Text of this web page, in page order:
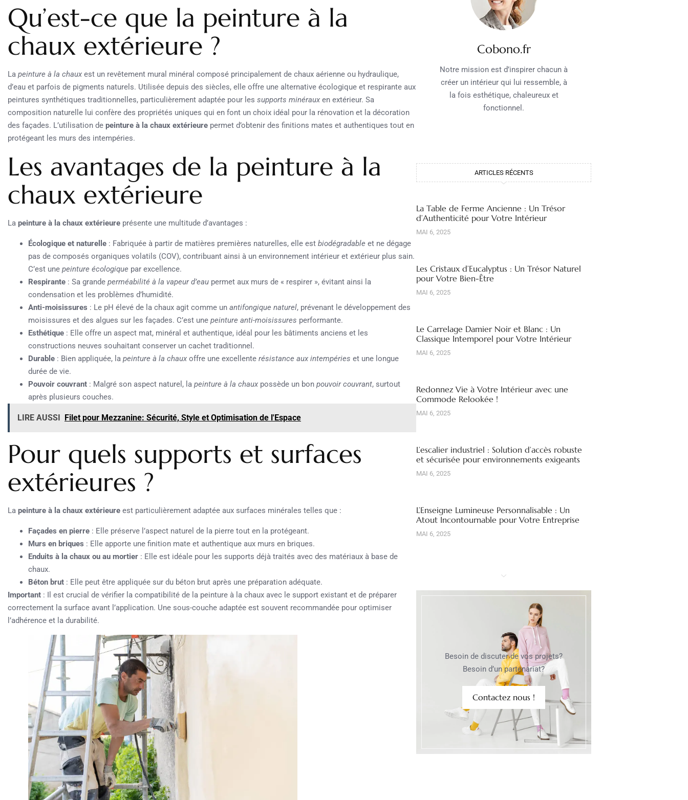
Qu’est-ce que la peinture à la
chaux extérieure ?
La peinture à la chaux est un revêtement mural minéral composé principalement de chaux aérienne ou hydraulique,
d’eau et parfois de pigments naturels. Utilisée depuis des siècles, elle offre une alternative écologique et respirante aux
peintures synthétiques traditionnelles, particulièrement adaptée pour les supports minéraux en extérieur. Sa
composition naturelle lui confère des propriétés uniques qui en font un choix idéal pour la rénovation et la décoration
des façades. L’utilisation de peinture à la chaux extérieure permet d’obtenir des finitions mates et authentiques tout en
protégeant les murs des intempéries.
Les avantages de la peinture à la
chaux extérieure
La peinture à la chaux extérieure présente une multitude d’avantages :
Écologique et naturelle : Fabriquée à partir de matières premières naturelles, elle est biodégradable et ne dégage
pas de composés organiques volatils (COV), contribuant ainsi à un environnement intérieur et extérieur plus sain.
C’est une peinture écologique par excellence.
Respirante : Sa grande perméabilité à la vapeur d’eau permet aux murs de « respirer », évitant ainsi la
condensation et les problèmes d’humidité.
Anti-moisissures : Le pH élevé de la chaux agit comme un antifongique naturel, prévenant le développement des
moisissures et des algues sur les façades. C’est une peinture anti-moisissures performante.
Esthétique : Elle offre un aspect mat, minéral et authentique, idéal pour les bâtiments anciens et les
constructions neuves souhaitant conserver un cachet traditionnel.
Durable : Bien appliquée, la peinture à la chaux offre une excellente résistance aux intempéries et une longue
durée de vie.
Pouvoir couvrant : Malgré son aspect naturel, la peinture à la chaux possède un bon pouvoir couvrant, surtout
après plusieurs couches.
LIRE AUSSI Filet pour Mezzanine: Sécurité, Style et Optimisation de l'Espace
Pour quels supports et surfaces
extérieures ?
La peinture à la chaux extérieure est particulièrement adaptée aux surfaces minérales telles que :
Façades en pierre : Elle préserve l’aspect naturel de la pierre tout en la protégeant.
Murs en briques : Elle apporte une finition mate et authentique aux murs en briques.
Enduits à la chaux ou au mortier : Elle est idéale pour les supports déjà traités avec des matériaux à base de
chaux.
Béton brut : Elle peut être appliquée sur du béton brut après une préparation adéquate.
Important : Il est crucial de vérifier la compatibilité de la peinture à la chaux avec le support existant et de préparer
correctement la surface avant l’application. Une sous-couche adaptée est souvent recommandée pour optimiser
l’adhérence et la durabilité.
Cobono.fr
Notre mission est d’inspirer chacun à
créer un intérieur qui lui ressemble, à
la fois esthétique, chaleureux et
fonctionnel.
ARTICLES RÉCENTS
La Table de Ferme Ancienne : Un Trésor
d’Authenticité pour Votre Intérieur
MAI 6, 2025
Les Cristaux d’Eucalyptus : Un Trésor Naturel
pour Votre Bien-Être
MAI 6, 2025
Le Carrelage Damier Noir et Blanc : Un
Classique Intemporel pour Votre Intérieur
MAI 6, 2025
Redonnez Vie à Votre Intérieur avec une
Commode Relookée !
MAI 6, 2025
L’escalier industriel : Solution d’accès robuste
et sécurisée pour environnements exigeants
MAI 6, 2025
L’Enseigne Lumineuse Personnalisable : Un
Atout Incontournable pour Votre Entreprise
MAI 6, 2025
Besoin de discuter de vos projets?
Besoin d’un partenariat?
Contactez nous !